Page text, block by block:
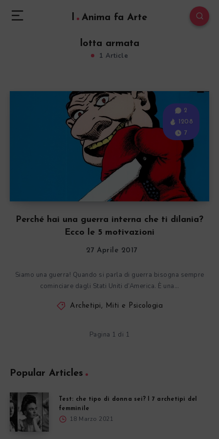
l Anima fa Arte
lotta armata
1 Article
Perché hai una guerra interna che ti dilania?
Ecco le 5 motivazioni
2
1208
7
27 Aprile 2017
Siamo una guerra! Quando si parla di guerra bisogna sempre
cominciare dagli Stati Uniti d’America. È una…
Archetipi, Miti e Psicologia
Pagina 1 di 1
Popular Articles
Test: che tipo di donna sei? I 7 archetipi del
femminile
18 Marzo 2021